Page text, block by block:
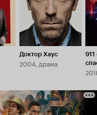
Доктор Хаус
2004, драма